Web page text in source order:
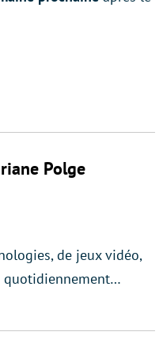
Polge
de jeux vidéo,
quotidiennement…